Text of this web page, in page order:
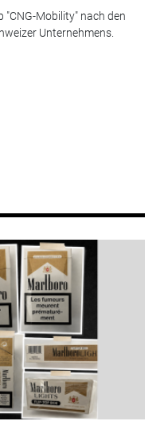
"CNG-Mobility" nach den
Unternehmens.